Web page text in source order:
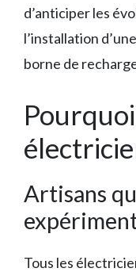
d’anticiper les
l’installation
borne de
Artisans
Tous les